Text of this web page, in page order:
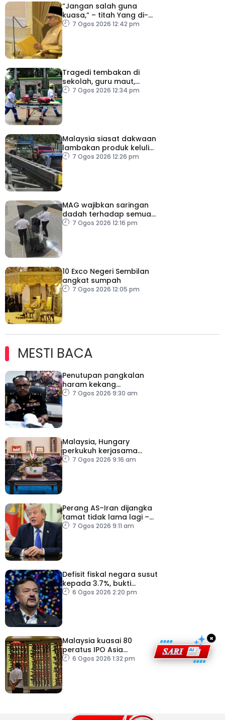
“Jangan salah guna
kuasa,” – titah Yang di-
Pertuan Besar Negeri
7 Ogos 2026 12:42 pm
Tragedi tembakan di
sekolah, guru maut,
pelajar bunuh diri
7 Ogos 2026 12:34 pm
Malaysia siasat dakwaan
lambakan produk keluli
dari China, Taiwan dan
7 Ogos 2026 12:26 pm
MAG wajibkan saringan
dadah terhadap semua
juruterbang
7 Ogos 2026 12:16 pm
10 Exco Negeri Sembilan
angkat sumpah
7 Ogos 2026 12:05 pm
MESTI BACA
Penutupan pangkalan
haram kekang
penyeludupan di
7 Ogos 2026 9:30 am
Malaysia, Hungary
perkukuh kerjasama
sektor pertanian
7 Ogos 2026 9:16 am
Perang AS–Iran dijangka
tamat tidak lama lagi –
Trump
7 Ogos 2026 9:11 am
Defisit fiskal negara susut
kepada 3.7%, bukti
keyakinan pelabur masih
6 Ogos 2026 2:20 pm
Malaysia kuasai 80
peratus IPO Asia
Tenggara, kumpul AS$1.4
6 Ogos 2026 1:32 pm
×